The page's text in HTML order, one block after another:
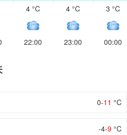
4 °C
22:00
4 °C
23:00
3 °C
00:00
0-11 °C
-4-9 °C